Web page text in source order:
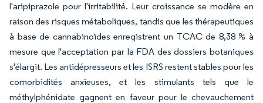
l'aripiprazole pour l'irritabilité. Leur croissance se modère en
raison des risques métaboliques, tandis que les thérapeutiques
à base de cannabinoïdes enregistrent un TCAC de 8,38 % à
mesure que l'acceptation par la FDA des dossiers botaniques
s'élargit. Les antidépresseurs et les ISRS restent stables pour les
comorbidités anxieuses, et les stimulants tels que le
méthylphénidate gagnent en faveur pour le chevauchement